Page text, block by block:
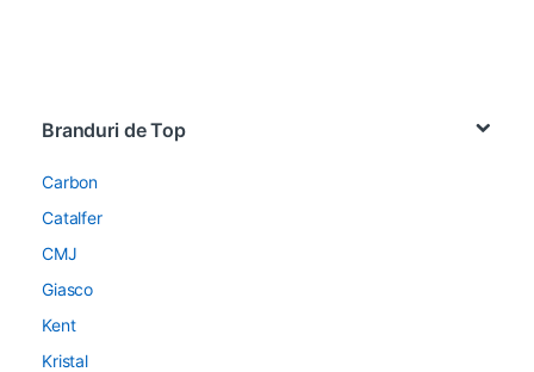
Branduri de Top
Carbon
Catalfer
CMJ
Giasco
Kent
Kristal